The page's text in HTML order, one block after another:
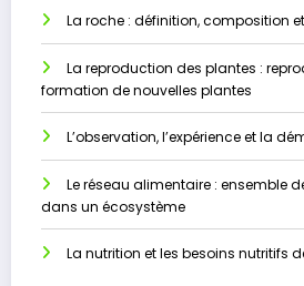
La roche : définition, composition
La reproduction des plantes :
formation de nouvelles plantes
L’observation, l’expérience et la
Le réseau alimentaire : ensemble
dans un écosystème
La nutrition et les besoins nutritifs